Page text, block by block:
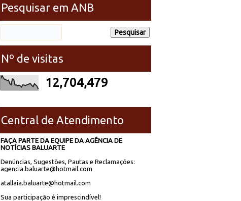
Pesquisar em ANB
Nº de visitas
12,704,479
Central de Atendimento
FAÇA PARTE DA EQUIPE DA AGÊNCIA DE
NOTÍCIAS BALUARTE
Denúncias, Sugestões, Pautas e Reclamações:
agencia.baluarte@hotmail.com
atallaia.baluarte@hotmail.com
Sua participação é imprescindível!